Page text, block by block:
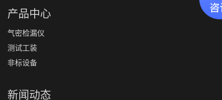
产品中心
气密检漏仪
测试工装
非标设备
新闻动态